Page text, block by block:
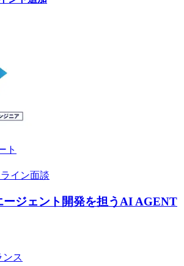
ト
イン面談
ージェント開発を担うAI AGENT
ンス